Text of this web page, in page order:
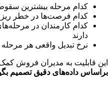
کدام مرحله بیشترین
کدام فرصت‌ها در خطر ریزش هستند
دارند
نرخ تبدیل واقعی هر
این قابلیت به مدیران فروش کمک
براساس داده‌های دقیق تصمیم بگیرند